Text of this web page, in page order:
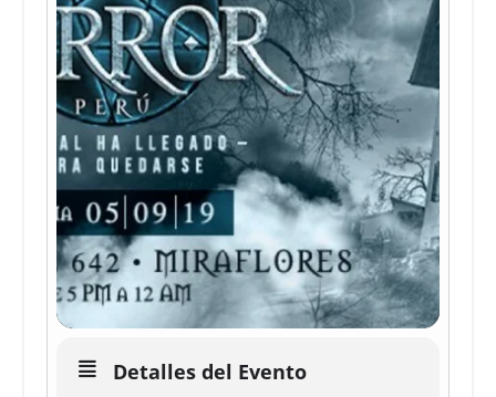
Detalles del Evento